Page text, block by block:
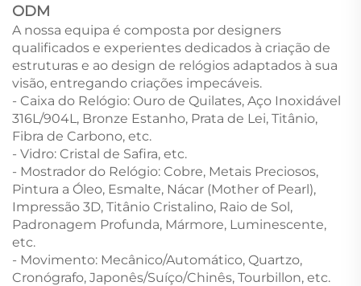
ODM
A nossa equipa é composta por designers
qualificados e experientes dedicados à criação de
estruturas e ao design de relógios adaptados à sua
visão, entregando criações impecáveis.
- Caixa do Relógio: Ouro de Quilates, Aço Inoxidável
316L/904L, Bronze Estanho, Prata de Lei, Titânio,
Fibra de Carbono, etc.
- Vidro: Cristal de Safira, etc.
- Mostrador do Relógio: Cobre, Metais Preciosos,
Pintura a Óleo, Esmalte, Nácar (Mother of Pearl),
Impressão 3D, Titânio Cristalino, Raio de Sol,
Padronagem Profunda, Mármore, Luminescente,
etc.
- Movimento: Mecânico/Automático, Quartzo,
Cronógrafo, Japonês/Suíço/Chinês, Tourbillon, etc.